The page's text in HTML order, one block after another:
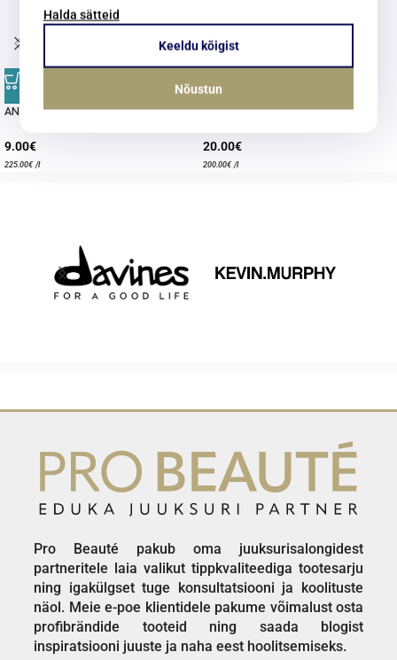
ANGEL.WASH
9.00€
225.00€ /l
BEDROOM.HAIR
20.00€
200.00€ /l
Pro Beauté pakub oma juuksurisalongidest
partneritele laia valikut tippkvaliteediga tootesarju
ning igakülgset tuge konsultatsiooni ja koolituste
näol. Meie e-poe klientidele pakume võimalust osta
profibrändide tooteid ning saada blogist
inspiratsiooni juuste ja naha eest hoolitsemiseks.
Halda sätteid
Keeldu kõigist
Nõustun